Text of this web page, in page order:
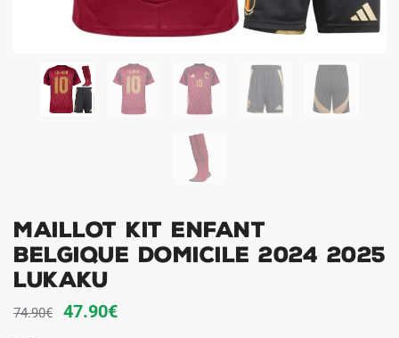
Maillot Kit Enfant
Belgique Domicile 2024 2025
Lukaku
74.90€
Le
47.90€Le